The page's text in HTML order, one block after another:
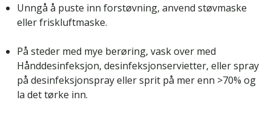
Unngå å puste inn forstøvning, anvend støvmaske
eller friskluftmaske.
På steder med mye berøring, vask over med
Hånddesinfeksjon, desinfeksjonservietter, eller spray
på desinfeksjonspray eller sprit på mer enn >70% og
la det tørke inn.